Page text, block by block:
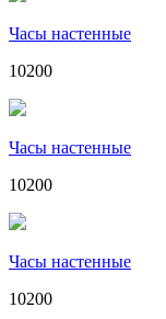
Часы настенные
10200
Часы настенные
10200
Часы настенные
10200